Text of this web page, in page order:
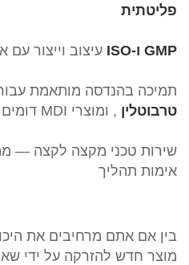
פליטתית
GMP ו-ISO עיצוב וייצור עם
תמיכה בהנדסה מותאמת
טרבוטלין , ומוצרי MDI דומים
שירות טכני מקצה לקצה —
אימות תהליך
בין אם אתם מרחיבים את
מוצר חדש להזרקה על ידי